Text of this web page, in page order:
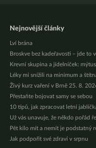
Nejnovější články
Lví brána
Broskve bez kadeřavosti – jde to
Krevní skupina a jídelníček:
Léky mi snížili na minimum a
Živý kurz vaření v Brně 25. 8.
Přestaňte bojovat samy se sebou
10 tipů, jak zpracovat letní
Už vás unavuje, že někdo pořád
Pět kilo mít a nemít je podstatný
Jak podpořit své zdraví v srpnu